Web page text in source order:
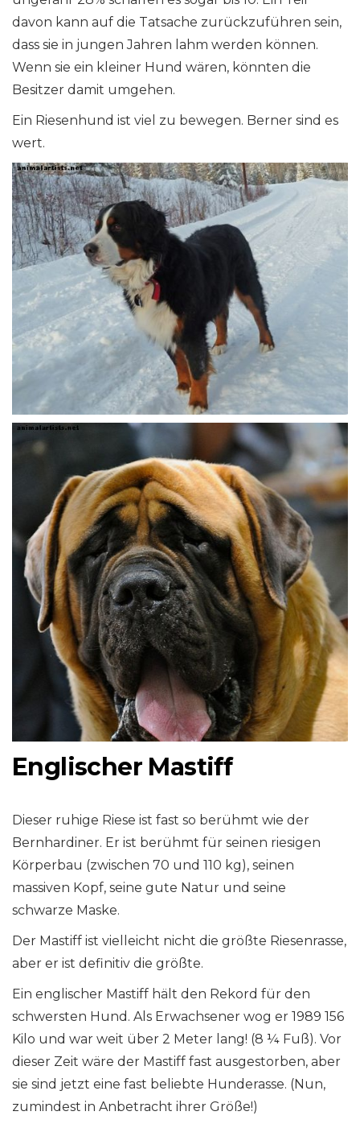
davon kann auf die Tatsache zurückzuführen sein,
dass sie in jungen Jahren lahm werden können.
Wenn sie ein kleiner Hund wären, könnten die
Besitzer damit umgehen.
Ein Riesenhund ist viel zu bewegen. Berner sind es
wert.
Englischer Mastiff
Dieser ruhige Riese ist fast so berühmt wie der
Bernhardiner. Er ist berühmt für seinen riesigen
Körperbau (zwischen 70 und 110 kg), seinen
massiven Kopf, seine gute Natur und seine
schwarze Maske.
Der Mastiff ist vielleicht nicht die größte Riesenrasse,
aber er ist definitiv die größte.
Ein englischer Mastiff hält den Rekord für den
schwersten Hund. Als Erwachsener wog er 1989 156
Kilo und war weit über 2 Meter lang! (8 ¼ Fuß). Vor
dieser Zeit wäre der Mastiff fast ausgestorben, aber
sie sind jetzt eine fast beliebte Hunderasse. (Nun,
zumindest in Anbetracht ihrer Größe!)